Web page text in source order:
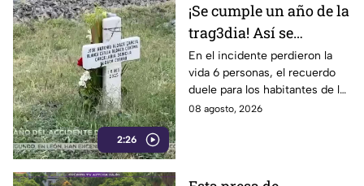
2:26
¡Se cumple un año de la
trag3dia! Así se
recuerda el fuerte
accidente de un tren en
Irapuato
En el incidente perdieron la
vida 6 personas, el recuerdo
duele para los habitantes de la
localidad.
08 agosto, 2026